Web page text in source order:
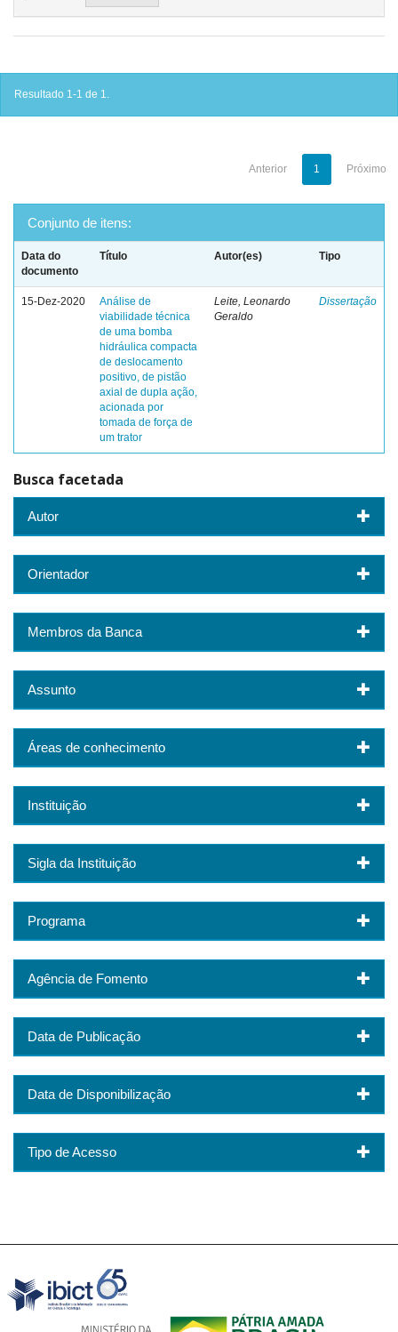
Resultado 1-1 de 1.
Anterior 1 Próximo
Conjunto de itens:
Data do
documento
Título Autor(es) Tipo
15-Dez-2020
Análise de
viabilidade técnica
de uma bomba
hidráulica compacta
de deslocamento
positivo, de pistão
axial de dupla ação,
acionada por
tomada de força de
um trator
Leite, Leonardo
Geraldo
Dissertação
Busca facetada
Autor
Orientador
Membros da Banca
Assunto
Áreas de conhecimento
Instituição
Sigla da Instituição
Programa
Agência de Fomento
Data de Publicação
Data de Disponibilização
Tipo de Acesso